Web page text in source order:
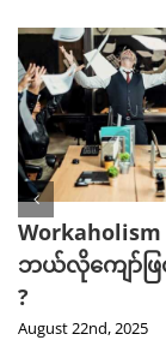
အသားအရေကေ
ကူညီပေးမယ့်
အလေ့အကျင့်ကေ
၅ ) ခု